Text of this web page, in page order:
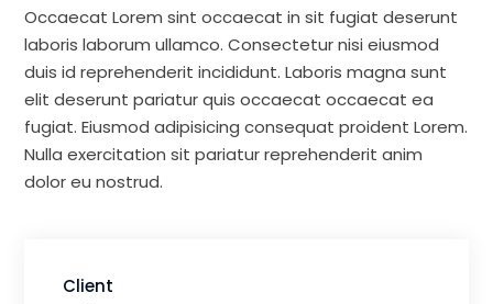
Occaecat Lorem sint occaecat in sit fugiat deserunt
laboris laborum ullamco. Consectetur nisi eiusmod
duis id reprehenderit incididunt. Laboris magna sunt
elit deserunt pariatur quis occaecat occaecat ea
fugiat. Eiusmod adipisicing consequat proident Lorem.
Nulla exercitation sit pariatur reprehenderit anim
dolor eu nostrud.
Client